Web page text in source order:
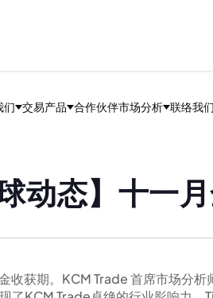
们 交易产品 合作伙伴市场分析 联络我们
动态】十一
收获期。KCM Trade 首席市场